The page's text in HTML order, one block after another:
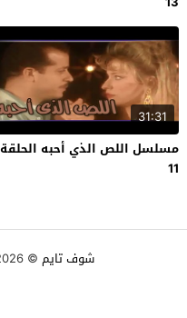
31:31
مسلسل اللص الذي أحبه الحلقة
11
شوف تايم © 2026 جميع الحقوق محفوظة.